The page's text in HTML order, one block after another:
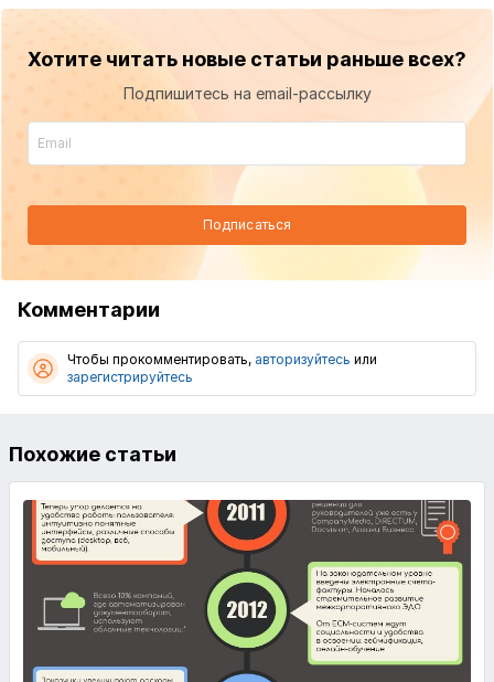
Хотите читать новые статьи раньше всех?
Подпишитесь на email-рассылку
Подписаться
Комментарии
Чтобы прокомментировать, авторизуйтесь или
зарегистрируйтесь
Похожие статьи